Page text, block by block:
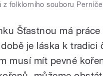
z folklorního souboru
Šťastnou má
je láska k tradici
musí mít pevné